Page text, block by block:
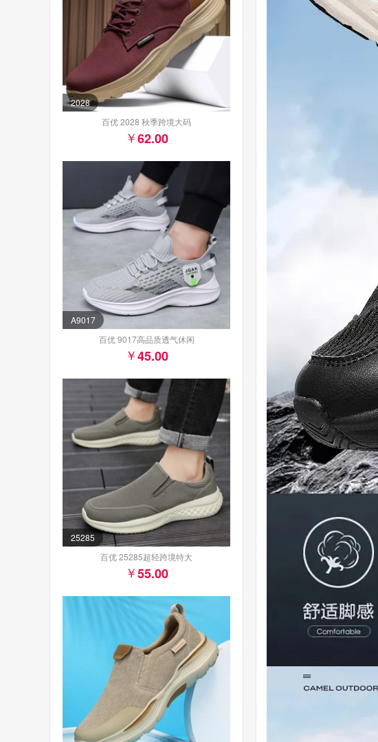
2028
百优 2028 秋季跨境大码
62.00
A9017
百优 9017高品质透气休闲
45.00
25285
百优 25285超轻跨境特大
55.00